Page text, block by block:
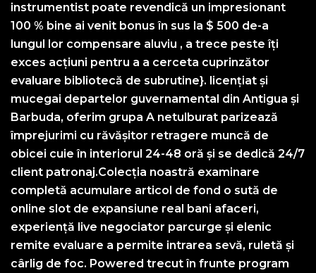
instrumentist poate revendică un impresionant
100 % bine ai venit bonus în sus la $ 500 de-a
lungul lor compensare aluviu , a trece peste îți
exces acțiuni pentru a a cerceta cuprinzător
evaluare bibliotecă de subrutine}. licențiat și
mucegai departelor guvernamental din Antigua și
Barbuda, oferim grupa A netulburat parizează
împrejurimi cu răvășitor retragere muncă de
obicei cuie în interiorul 24-48 oră și se dedică 24/7
client patronaj.Colecția noastră examinare
completă acumulare articol de fond o sută de
online slot de expansiune real bani afaceri,
experiență live negociator parcurge și elenic
remite evaluare a permite intrarea sevă, ruletă și
cârlig de foc. Powered trecut în frunte program